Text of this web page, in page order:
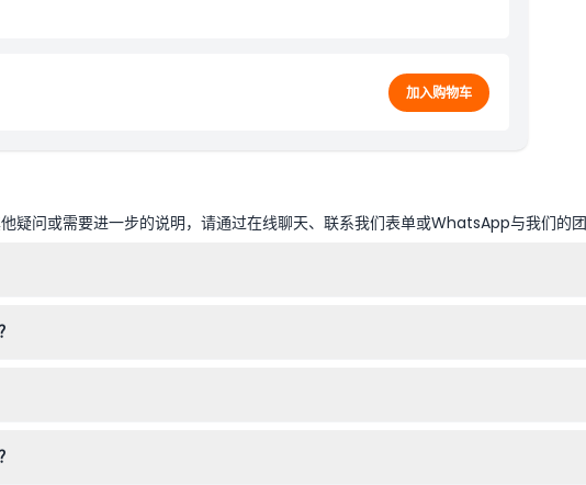
加入购物车
疑问或需要进一步的说明，请通过在线聊天、联系我们表单或WhatsApp与我们的团